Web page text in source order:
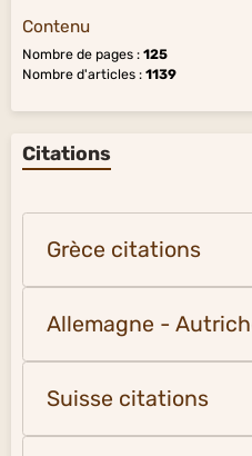
Contenu
Nombre de pages : 125
Nombre d'articles : 1139
Citations
Grèce citations
Allemagne -
Suisse citations